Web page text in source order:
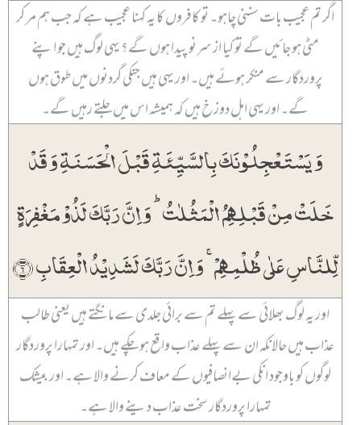
اگر تم عجیب بات سننی چاہو۔ تو کافروں کا یہ کہنا عجیب ہے کہ جب ہم مر کر
مٹی ہو جائیں گے تو کیا از سرنو پیدا ہوں گے؟ یہی لوگ ہیں جو اپنے
پروردگار سے منکر ہوئے ہیں۔ اور یہی ہیں جنکی گردنوں میں طوق ہوں
گے۔ اور یہی اہل دوزخ ہیں کہ ہمیشہ اس میں جلتے رہیں گے۔
وَ یَسۡتَعۡجِلُوۡنَکَ بِالسَّیِّئَۃِ قَبۡلَ الۡحَسَنَۃِ وَ قَدۡ
خَلَتۡ مِنۡ قَبۡلِہِمُ الۡمَثُلٰتُ ؕ وَ اِنَّ رَبَّکَ لَذُوۡ مَغۡفِرَۃٍ
لِّلنَّاسِ عَلٰی ظُلۡمِہِمۡ ۚ وَ اِنَّ رَبَّکَ لَشَدِیۡدُ الۡعِقَابِ ﴿۶﴾
اور یہ لوگ بھلائی سے پہلے تم سے برائی جلدی سے مانگتے ہیں یعنی طالب
عذاب ہیں حالانکہ ان سے پہلے عذاب واقع ہو چکے ہیں۔ اور تمہارا پروردگار
لوگوں کو باوجود انکی بےانصافیوں کے معاف کرنے والا ہے۔ اور بیشک
تمہارا پروردگار سخت عذاب دینے والا ہے۔